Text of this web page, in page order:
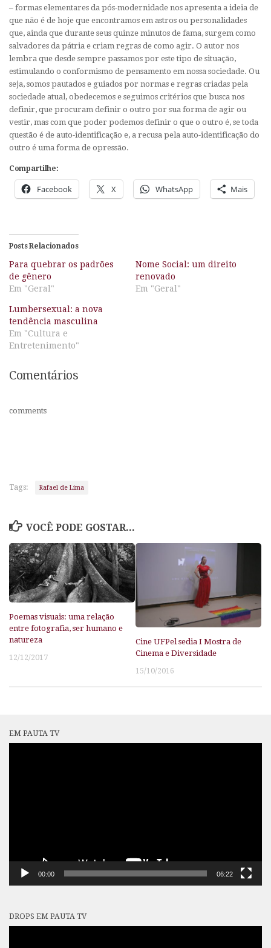
– formas elementares da pós-modernidade nos apresenta a ideia de
que não é de hoje que encontramos em astros ou personalidades
que, ainda que durante seus quinze minutos de fama, surgem como
salvadores da pátria e criam regras de como agir. O autor nos
lembra que desde sempre passamos por este tipo de situação,
estimulando o conformismo de pensamento em nossa sociedade. Ou
seja, somos pautados e guiados por normas e regras criadas pela
sociedade atual, obedecemos e seguimos critérios que busca nos
definir, que procuram definir o outro por sua forma de agir ou
vestir, mas com que poder podemos definir o que o outro é, se toda
questão é de auto-identificação e, a recusa pela auto-identificação do
outro é uma forma de opressão.
Compartilhe:
Facebook X WhatsApp Mais
Posts Relacionados
Para quebrar os padrões
de gênero
Em "Geral"
Nome Social: um direito
renovado
Em "Geral"
Lumbersexual: a nova
tendência masculina
Em "Cultura e
Entretenimento"
Comentários
comments
Tags: Rafael de Lima
VOCÊ PODE GOSTAR...
Poemas visuais: uma relação
entre fotografia, ser humano e
natureza
12/12/2017
Cine UFPel sedia I Mostra de
Cinema e Diversidade
15/10/2016
EM PAUTA TV
00:00 06:22
DROPS EM PAUTA TV